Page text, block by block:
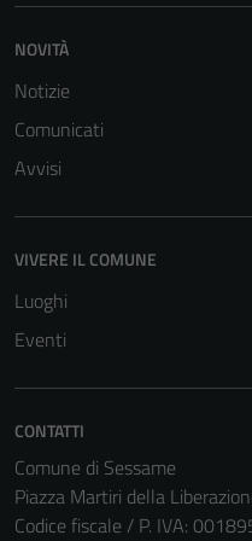
NOVITÀ
Notizie
Comunicati
Avvisi
VIVERE IL COMUNE
Luoghi
Eventi
CONTATTI
Comune di Sessame
Piazza Martiri della
Codice fiscale / P. IVA: